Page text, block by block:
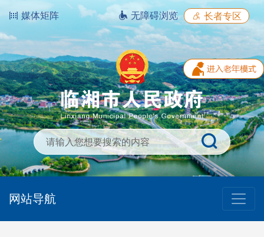
媒体矩阵 无障碍浏览 长者专区
网站导航